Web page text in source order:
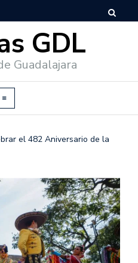
GDL
Guadalajara
el 482 Aniversario de la